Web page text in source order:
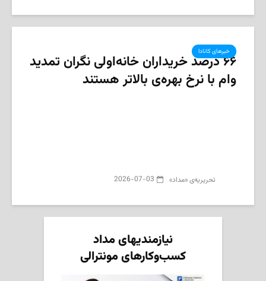
خبرهای کانادا
۶۶ درصد خریداران خانه‌اولی نگران تمدید
وام با نرخ بهره‌ی بالاتر هستند
تحریریه‌ی «مداد» 2026-07-03
نیازمندیهای مداد
کسب‌وکارهای مونترالی